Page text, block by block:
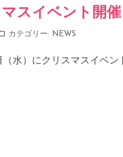
スイベント開
カテゴリー: NEWS
（水）にクリスマスイベ